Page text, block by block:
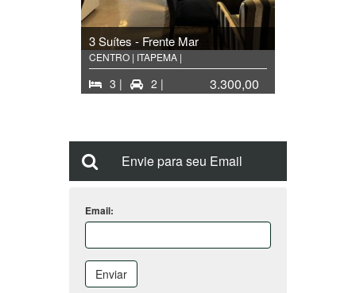
3 Suítes - Frente Mar
CENTRO | ITAPEMA |
3 | 2 | 3.300,00
Envie para seu Email
Email:
Enviar